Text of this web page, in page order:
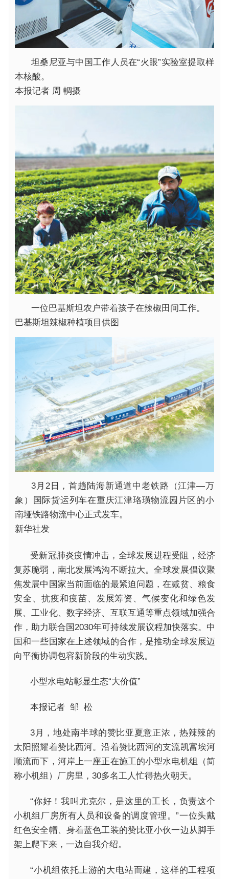
坦桑尼亚与中国工作人员在“火眼”实验室提取样
本核酸。
本报记者 周 輖摄
一位巴基斯坦农户带着孩子在辣椒田间工作。
巴基斯坦辣椒种植项目供图
3月2日，首趟陆海新通道中老铁路（江津—万
象）国际货运列车在重庆江津珞璜物流园片区的小
南垭铁路物流中心正式发车。
新华社发
受新冠肺炎疫情冲击，全球发展进程受阻，经济
复苏脆弱，南北发展鸿沟不断拉大。全球发展倡议聚
焦发展中国家当前面临的最紧迫问题，在减贫、粮食
安全、抗疫和疫苗、发展筹资、气候变化和绿色发
展、工业化、数字经济、互联互通等重点领域加强合
作，助力联合国2030年可持续发展议程加快落实。中
国和一些国家在上述领域的合作，是推动全球发展迈
向平衡协调包容新阶段的生动实践。
小型水电站彰显生态“大价值”
本报记者 邹 松
3月，地处南半球的赞比亚夏意正浓，热辣辣的
太阳照耀着赞比西河。沿着赞比西河的支流凯富埃河
顺流而下，河岸上一座正在施工的小型水电机组（简
称小机组）厂房里，30多名工人忙得热火朝天。
“你好！我叫尤克尔，是这里的工长，负责这个
小机组厂房所有人员和设备的调度管理。”一位头戴
红色安全帽、身着蓝色工装的赞比亚小伙一边从脚手
架上爬下来，一边自我介绍。
“小机组依托上游的大电站而建，这样的工程项